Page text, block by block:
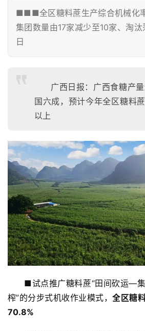
■■■全区糖料蔗生产综合机械化
集团数量由17家减少至10家、淘
日
广西日报：广西食糖产
国六成，预计今年全区糖料
以上
■试点推广糖料蔗“田间砍运—
榨”的分步式机收作业模式，全区糖
70.8%